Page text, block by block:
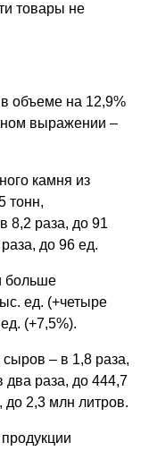
товары не
объеме на 12,9%
выражении –
камня из
тонн,
8,2 раза, до 91
до 96 ед.
больше
ед. (+четыре
(+7,5%).
– в 1,8 раза,
два раза, до 444,7
до 2,3 млн литров.